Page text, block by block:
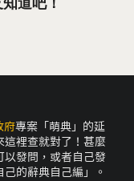
府專案「萌典」的延
裡查就對了！甚麼
發問，或者自己發
的辭典自己編」。